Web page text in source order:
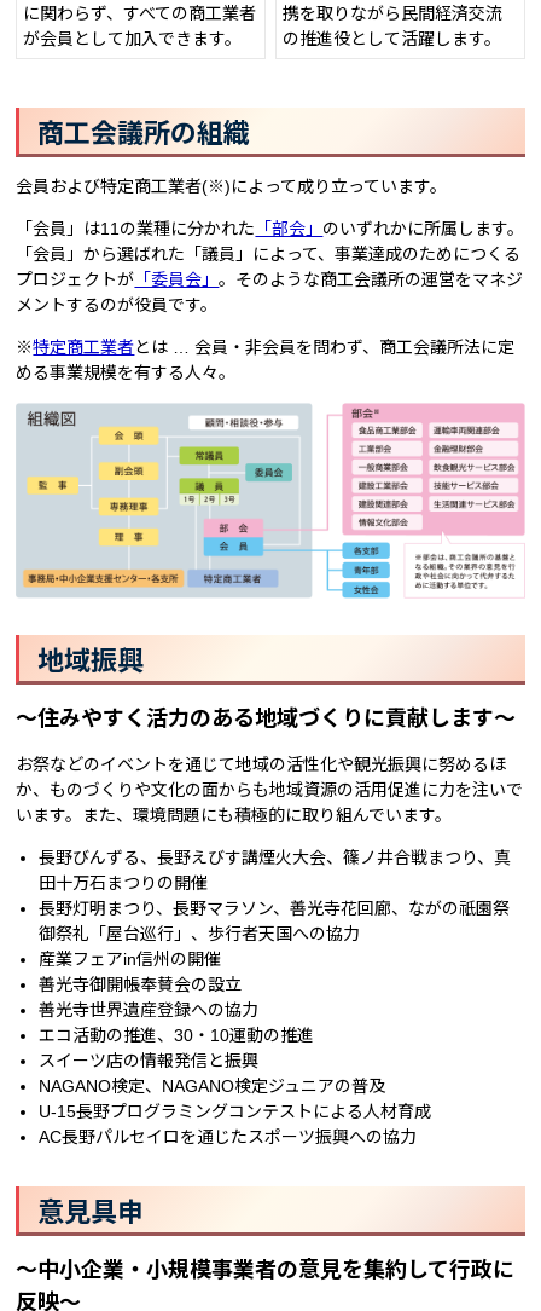
に関わらず、すべての商工業者
が会員として加入できます。
携を取りながら民間経済交流
の推進役として活躍します。
商工会議所の組織
会員および特定商工業者(※)によって成り立っています。
「会員」は11の業種に分かれた 「部会」 のいずれかに所属します。
「会員」から選ばれた「議員」によって、事業達成のためにつくる
プロジェクトが 「委員会」。そのような商工会議所の運営をマネジ
メントするのが役員です。
※特定商工業者とは … 会員・非会員を問わず、商工会議所法に定
める事業規模を有する人々。
地域振興
～住みやすく活力のある地域づくりに貢献します～
お祭などのイベントを通じて地域の活性化や観光振興に努めるほ
か、ものづくりや文化の面からも地域資源の活用促進に力を注いで
います。また、環境問題にも積極的に取り組んでいます。
長野びんずる、長野えびす講煙火大会、篠ノ井合戦まつり、真
田十万石まつりの開催
長野灯明まつり、長野マラソン、善光寺花回廊、ながの祇園祭
御祭礼「屋台巡行」、歩行者天国への協力
産業フェアin信州の開催
善光寺御開帳奉賛会の設立
善光寺世界遺産登録への協力
エコ活動の推進、30・10運動の推進
スイーツ店の情報発信と振興
NAGANO検定、NAGANO検定ジュニアの普及
U-15長野プログラミングコンテストによる人材育成
AC長野パルセイロを通じたスポーツ振興への協力
意見具申
～中小企業・小規模事業者の意見を集約して行政に
反映～